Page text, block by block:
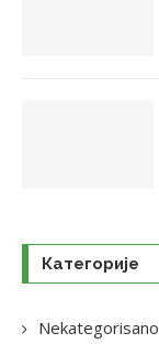
Категорије
Nekategorisano